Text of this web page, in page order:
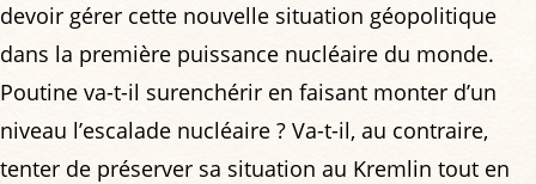
devoir gérer cette nouvelle situation géopolitique
dans la première puissance nucléaire du monde.
Poutine va-t-il surenchérir en faisant monter d’un
niveau l’escalade nucléaire ? Va-t-il, au contraire,
tenter de préserver sa situation au Kremlin tout en